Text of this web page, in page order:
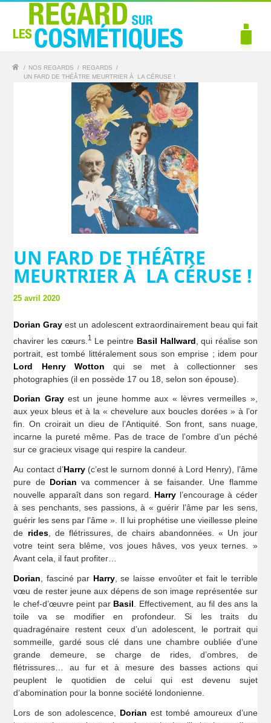
/ NOS REGARDS / REGARDS
/
UN FARD DE THÉÂTRE MEURTRIER À LA CÉRUSE !
UN FARD DE THÉÂTRE
MEURTRIER À LA CÉRUSE !
25 avril 2020
Dorian Gray est un adolescent extraordinairement beau qui fait
chavirer les cœurs. 1 Le peintre Basil Hallward , qui réalise son
portrait, est tombé littéralement sous son emprise ; idem pour
Lord Henry Wotton qui se met à collectionner ses
photographies (il en possède 17 ou 18, selon son épouse).
Dorian Grayest un jeune homme aux « lèvres vermeilles »,
aux yeux bleus et à la « chevelure aux boucles dorées » à l’or
fin. On croirait un dieu de l’Antiquité. Son front, sans nuage,
incarne la pureté même. Pas de trace de l’ombre d’un péché
sur ce gracieux visage qui respire la candeur.
Au contact d’Harry(c’est le surnom donné à Lord Henry), l’âme
pure de Dorian va commencer à se faisander. Une flamme
nouvelle apparaît dans son regard. Harry l’encourage à céder
à ses penchants, ses passions, à « guérir l’âme par les sens,
guérir les sens par l’âme ». Il lui prophétise une vieillesse pleine
de rides, de flétrissures, de chairs abandonnées. « Un jour
votre teint sera blême, vos joues hâves, vos yeux ternes. »
Avant cela, il faut profiter…
Dorian, fasciné par Harry, se laisse envoûter et fait le terrible
vœu de rester jeune aux dépens de son image représentée sur
le chef-d’œuvre peint par Basil. Effectivement, au fil des ans la
toile va se modifier en profondeur. Si les traits du
quadragénaire restent ceux d’un adolescent, le portrait qui
sommeille, gardé sous clé dans une chambre oubliée d’une
grande demeure, se charge de rides, d’ombres, de
flétrissures… au fur et à mesure des basses actions qui
peuplent le quotidien de celui qui est devenu sujet
d’abomination pour la bonne société londonienne.
Lors de son adolescence, Dorian est tombé amoureux d’une